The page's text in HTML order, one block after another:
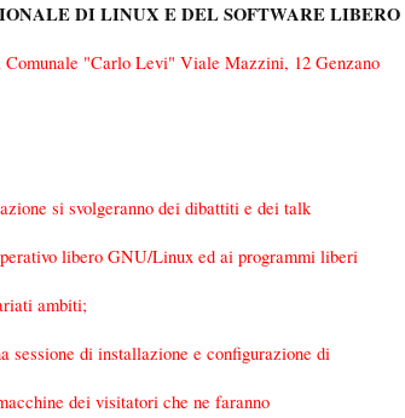
DI LINUX E DEL SOFTWARE LIBERO
"Carlo Levi" Viale Mazzini, 12 Genzano
si svolgeranno dei dibattiti e dei talk
libero GNU/Linux ed ai programmi liberi
ambiti;
sessione di installazione e configurazione di
dei visitatori che ne faranno